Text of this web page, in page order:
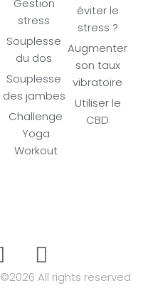
Gestion
stress
Souplesse
du dos
Souplesse
des jambes
Challenge
Yoga
Workout
éviter le
stress ?
Augmenter
son taux
vibratoire
Utiliser le
CBD
©2026 All rights reserved